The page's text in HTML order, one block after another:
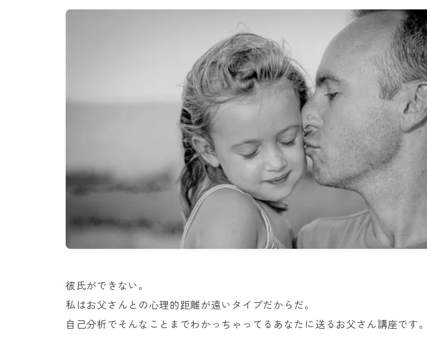
彼氏ができない。
私はお父さんとの心理的距離が遠いタイプだからだ。
自己分析でそんなことまでわかっちゃってるあなたに送るお父さん講座です。